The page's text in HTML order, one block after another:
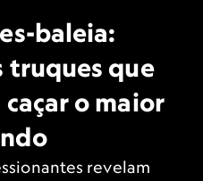
baleia:
truques que
o maior
revelam